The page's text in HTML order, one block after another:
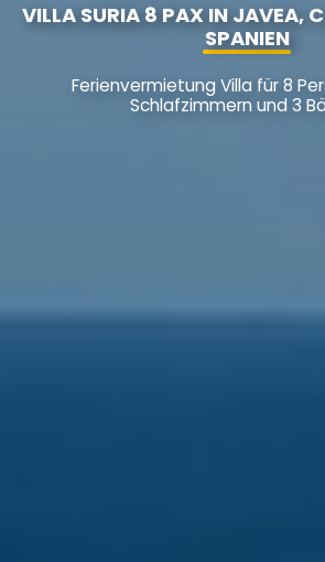
VILLA SURIA 8 PAX IN JAVEA,
SPANIEN
Ferienvermietung Villa für 8
Schlafzimmern und 3